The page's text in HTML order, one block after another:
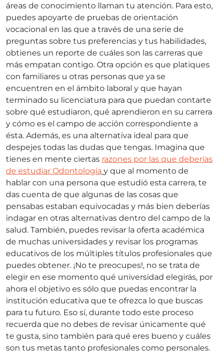
áreas de conocimiento llaman tu atención. Para esto,
puedes apoyarte de pruebas de orientación
vocacional en las que a través de una serie de
preguntas sobre tus preferencias y tus habilidades,
obtienes un reporte de cuáles son las carreras que
más empatan contigo. Otra opción es que platiques
con familiares u otras personas que ya se
encuentren en el ámbito laboral y que hayan
terminado su licenciatura para que puedan contarte
sobre qué estudiaron, qué aprendieron en su carrera
y cómo es el campo de acción correspondiente a
ésta. Además, es una alternativa ideal para que
despejes todas las dudas que tengas. Imagina que
tienes en mente ciertas razones por las que deberías
de estudiar Odontología y que al momento de
hablar con una persona que estudió esta carrera, te
das cuenta de que algunas de las cosas que
pensabas estaban equivocadas y más bien deberías
indagar en otras alternativas dentro del campo de la
salud. También, puedes revisar la oferta académica
de muchas universidades y revisar los programas
educativos de los múltiples títulos profesionales que
puedes obtener. ¡No te preocupes!, no se trata de
elegir en ese momento qué universidad elegirás, por
ahora el objetivo es sólo que puedas encontrar la
institución educativa que te ofrezca lo que buscas
para tu futuro. Eso sí, durante todo este proceso
recuerda que no debes de revisar únicamente qué
te gusta, sino también para qué eres bueno y cuáles
son tus metas tanto profesionales como personales.